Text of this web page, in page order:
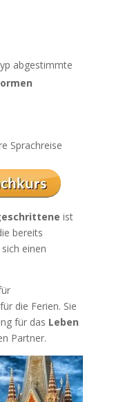
abgestimmte
Sprachreise
ist
bereits
einen
die Ferien. Sie
für das Leben
Partner.